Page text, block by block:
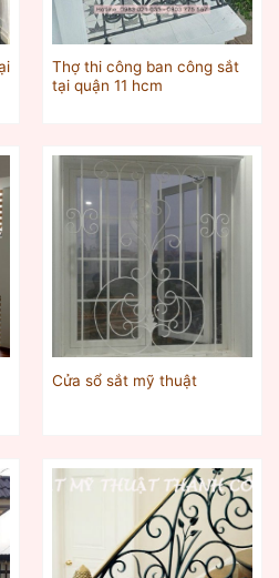
Thợ thi công ban công sắt
tại quận 11 hcm
Cửa sổ sắt mỹ thuật